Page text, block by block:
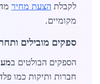
לקבלת הצעת מחיר
מקומיים.
ספקים מובילים
הספקים הבולטים ב
חברות ותיקות כמו